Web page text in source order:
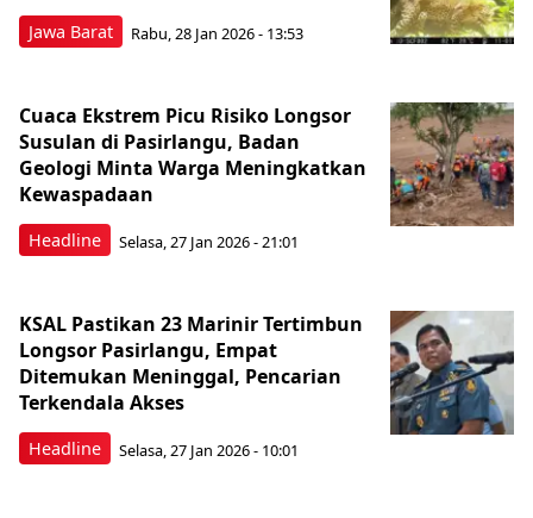
Jawa Barat Rabu, 28 Jan 2026 - 13:53
Headline
Cuaca Ekstrem Picu Risiko Longsor
Susulan di Pasirlangu, Badan
Geologi Minta Warga Meningkatkan
Kewaspadaan
Selasa, 27 Jan 2026 - 21:01
Headline
KSAL Pastikan 23 Marinir Tertimbun
Longsor Pasirlangu, Empat
Ditemukan Meninggal, Pencarian
Terkendala Akses
Selasa, 27 Jan 2026 - 10:01